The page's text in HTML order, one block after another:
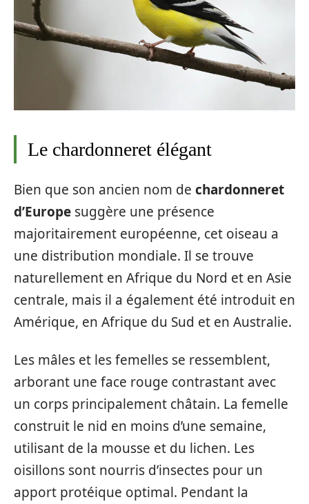
Le chardonneret élégant
Bien que son ancien nom de chardonneret
d’Europe suggère une présence
majoritairement européenne, cet oiseau a
une distribution mondiale. Il se trouve
naturellement en Afrique du Nord et en Asie
centrale, mais il a également été introduit en
Amérique, en Afrique du Sud et en Australie.
Les mâles et les femelles se ressemblent,
arborant une face rouge contrastant avec
un corps principalement châtain. La femelle
construit le nid en moins d’une semaine,
utilisant de la mousse et du lichen. Les
oisillons sont nourris d’insectes pour un
apport protéique optimal. Pendant la